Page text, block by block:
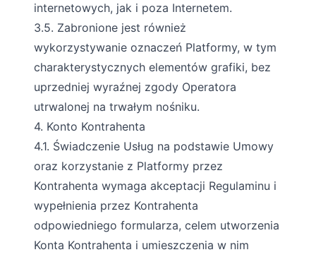
internetowych, jak i poza Internetem.
3.5. Zabronione jest również
wykorzystywanie oznaczeń Platformy, w tym
charakterystycznych elementów grafiki, bez
uprzedniej wyraźnej zgody Operatora
utrwalonej na trwałym nośniku.
4. Konto Kontrahenta
4.1. Świadczenie Usług na podstawie Umowy
oraz korzystanie z Platformy przez
Kontrahenta wymaga akceptacji Regulaminu i
wypełnienia przez Kontrahenta
odpowiedniego formularza, celem utworzenia
Konta Kontrahenta i umieszczenia w nim